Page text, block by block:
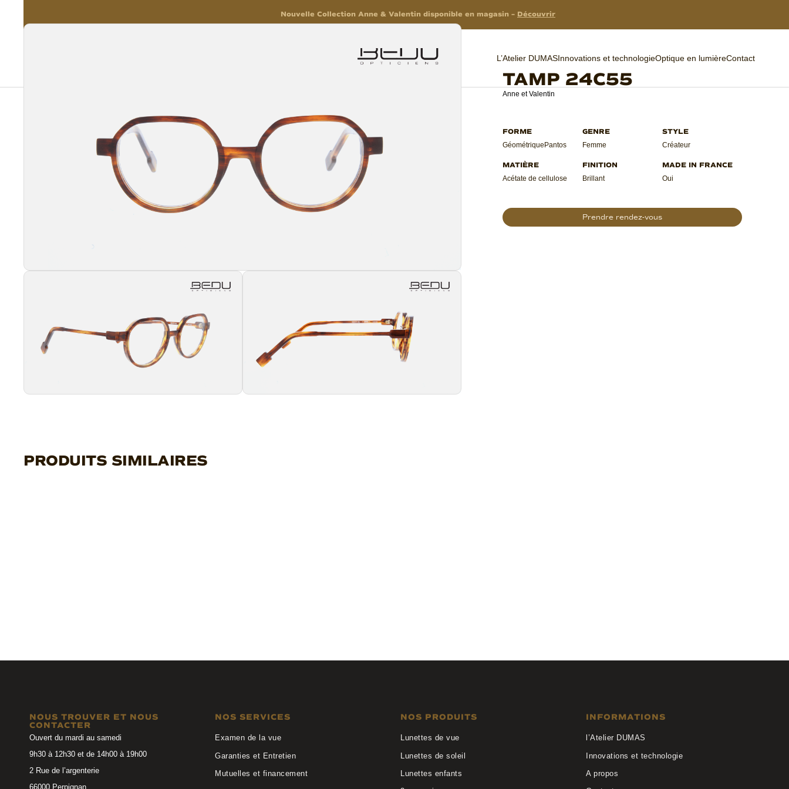
Nouvelle Collection Anne & Valentin disponible en magasin – Découvrir
L’Atelier DUMASInnovations et technologieOptique en lumièreContact
TAMP 24C55
Anne et Valentin
Géométrique Pantos Femme Créateur
Acétate de cellulose Brillant Oui
Prendre rendez-vous
PRODUITS SIMILAIRES
NOUS TROUVER ET NOUS
CONTACTER
Ouvert du mardi au samedi
9h30 à 12h30 et de 14h00 à 19h00
2 Rue de l’argenterie
66000 Perpignan
NOS SERVICES
Examen de la vue
Garanties et Entretien
Mutuelles et financement
NOS PRODUITS
Lunettes de vue
Lunettes de soleil
Lunettes enfants
INFORMATIONS
l’Atelier DUMAS
Innovations et technologie
A propos